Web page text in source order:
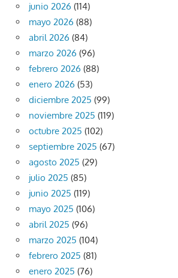
junio 2026 (114)
mayo 2026 (88)
abril 2026 (84)
marzo 2026 (96)
febrero 2026 (88)
enero 2026 (53)
diciembre 2025 (99)
noviembre 2025 (119)
octubre 2025 (102)
septiembre 2025 (67)
agosto 2025 (29)
julio 2025 (85)
junio 2025 (119)
mayo 2025 (106)
abril 2025 (96)
marzo 2025 (104)
febrero 2025 (81)
enero 2025 (76)